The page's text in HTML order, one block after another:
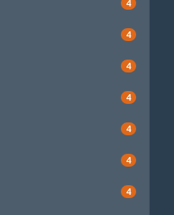
4
4
4
4
4
4
4